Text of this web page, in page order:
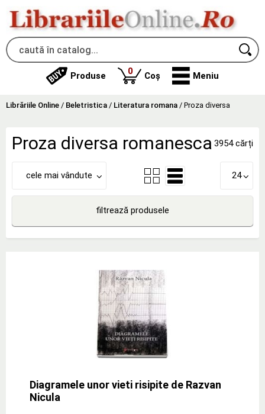
Produse 0produse
Coș Meniu
Librăriile Online / Beletristica / Literatura romana / Proza diversa
Proza diversa romanesca 3954 cărți
cele mai vândute 24
filtrează produsele
Diagramele unor vieti risipite de Razvan
Nicula